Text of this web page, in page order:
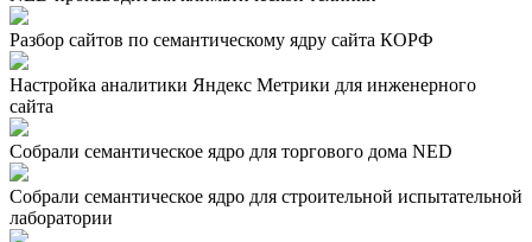
Разбор сайтов по семантическому ядру сайта КОРФ
Настройка аналитики Яндекс Метрики для инженерного
сайта
Собрали семантическое ядро для торгового дома NED
Собрали семантическое ядро для строительной испытательной
лаборатории